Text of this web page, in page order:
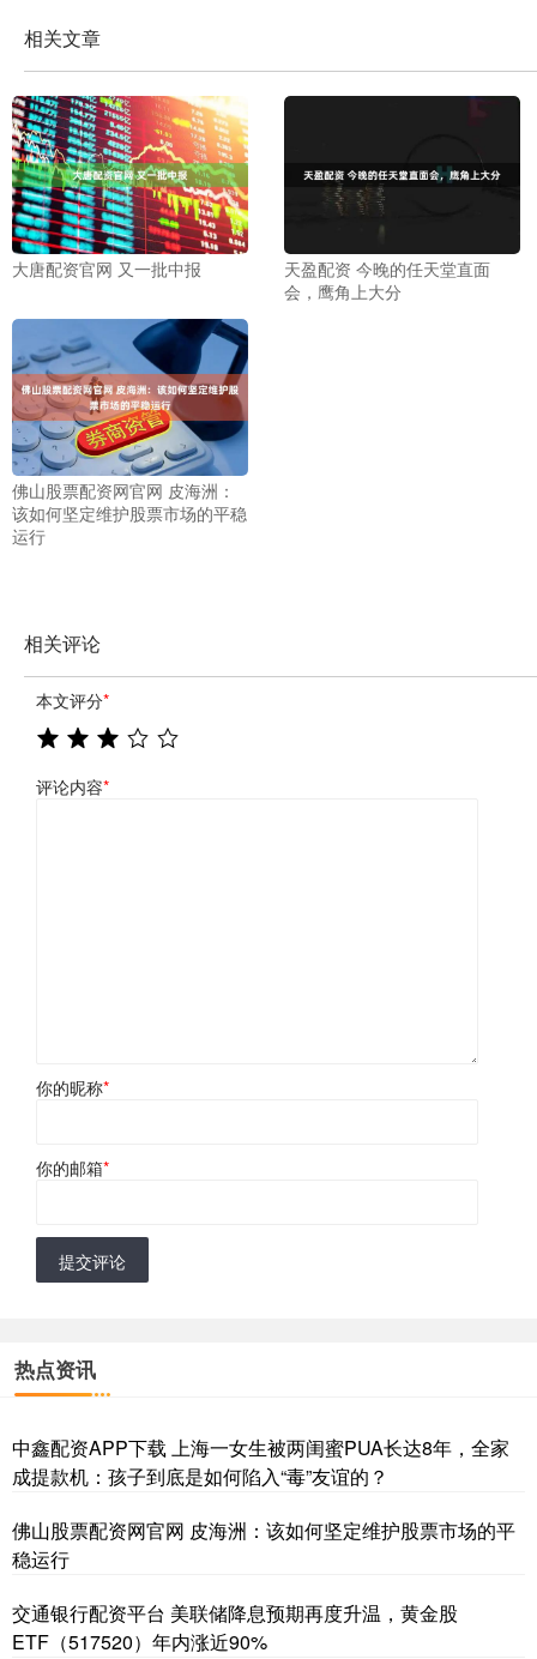
相关文章
大唐配资官网 又一批中报
天盈配资 今晚的任天堂直面
会，鹰角上大分
佛山股票配资网官网 皮海洲：
该如何坚定维护股票市场的平稳
运行
相关评论
本文评分*
评论内容*
你的昵称*
你的邮箱*
提交评论
热点资讯
中鑫配资APP下载 上海一女生被两闺蜜PUA长达8年，全家
成提款机：孩子到底是如何陷入“毒”友谊的？
佛山股票配资网官网 皮海洲：该如何坚定维护股票市场的平
稳运行
交通银行配资平台 美联储降息预期再度升温，黄金股
ETF（517520）年内涨近90%